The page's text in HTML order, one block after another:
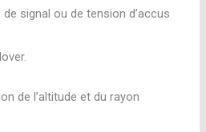
signal ou de tension d’accus
de l’altitude et du rayon